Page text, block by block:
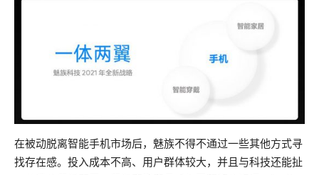
在被动脱离智能手机市场后，魅族不得不通过一些其他方式寻
找存在感。投入成本不高、用户群体较大，并且与科技还能扯